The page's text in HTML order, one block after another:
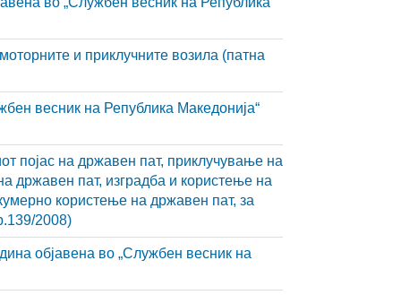
и приклучните возила (патна
весник на Република Македонија“
појас на државен пат, приклучување на
државен пат, изградба и користење на
користење на државен пат, за
2008)
објавена во „Службен весник на